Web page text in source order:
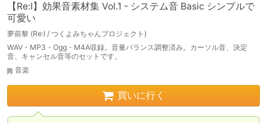
【Re:I】効果音素材集 Vol.1 - システム音 Basic シンプルで
可愛い
夢前黎 (Re:I / つくよみちゃんプロジェクト)
WAV・MP3・Ogg・M4A収録。音量バランス調整済み。カーソル音、決定
音、キャンセル音等のセットです。
音楽
買いに行く